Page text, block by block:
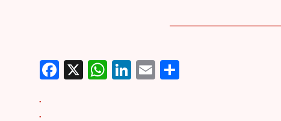
Facebook
X WhatsApp
LinkedIn
EmailShare
.
.